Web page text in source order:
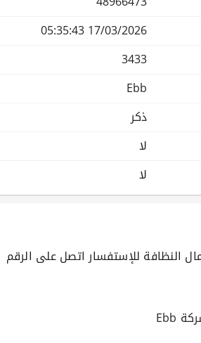
17/03/2026 05:35:43
3433
Ebb
ذكر
لا
لا